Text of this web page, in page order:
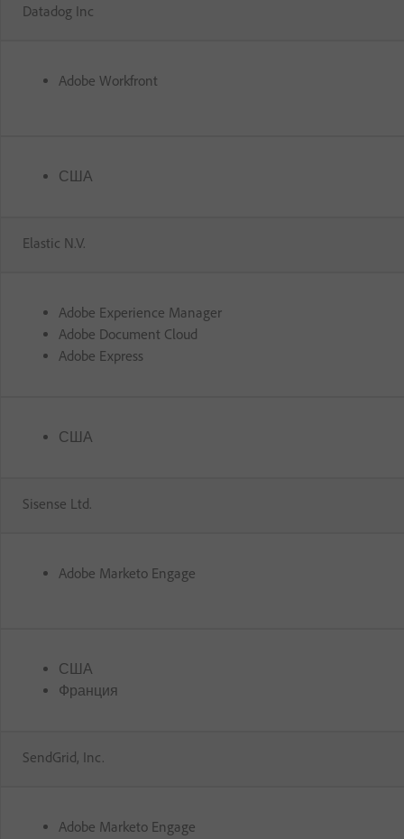
Datadog Inc
Adobe Workfront
США
Elastic N.V.
Adobe Experience Manager
Adobe Document Cloud
Adobe Express
США
Sisense Ltd.
Adobe Marketo Engage
США
Франция
SendGrid, Inc.
Adobe Marketo Engage